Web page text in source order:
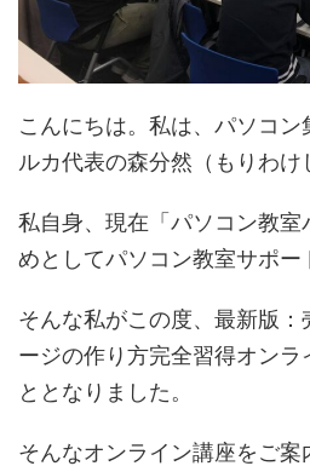
こんにちは。私は、パソコ
ルカ代表の森分然（もりわけ
私自身、現在「パソコン教室
めとしてパソコン教室サポー
そんな私がこの度、最新版
ージの作り方完全習得オンラ
ととなりました。
そんなオンライン講座をご案